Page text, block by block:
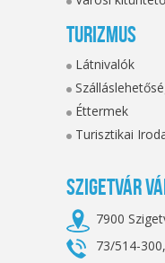
Turizmus
Látnivalók
Éttermek
Turisztikai
Szigetvár
7900
73/514-